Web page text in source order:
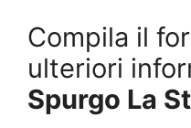
Compila il
ulteriori
Spurgo La